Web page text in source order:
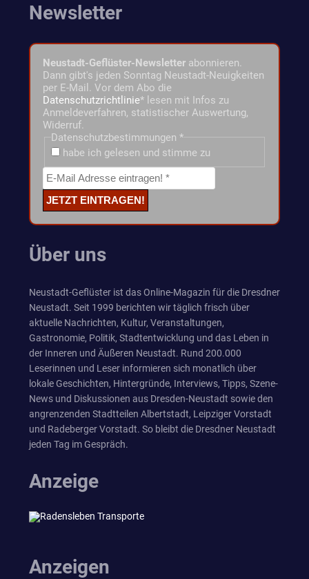
Newsletter
Neustadt-Geflüster-Newsletter abonnieren.
Dann gibt's jeden Sonntag Neustadt-Neuigkeiten
per E-Mail. Vor dem Abo die
Datenschutzrichtlinie* lesen mit Infos zu
Anmeldeverfahren, statistischer Auswertung,
Widerruf.
Datenschutzbestimmungen *
habe ich gelesen und stimme zu
Über uns
Neustadt-Geflüster ist das Online-Magazin für die Dresdner
Neustadt. Seit 1999 berichten wir täglich frisch über
aktuelle Nachrichten, Kultur, Veranstaltungen,
Gastronomie, Politik, Stadtentwicklung und das Leben in
der Inneren und Äußeren Neustadt. Rund 200.000
Leserinnen und Leser informieren sich monatlich über
lokale Geschichten, Hintergründe, Interviews, Tipps, Szene-
News und Diskussionen aus Dresden-Neustadt sowie den
angrenzenden Stadtteilen Albertstadt, Leipziger Vorstadt
und Radeberger Vorstadt. So bleibt die Dresdner Neustadt
jeden Tag im Gespräch.
Anzeige
Anzeigen